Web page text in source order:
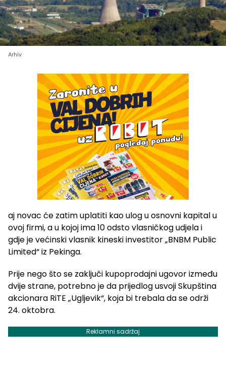
Arhiv
aj novac će zatim uplatiti kao ulog u osnovni kapital u
ovoj firmi, a u kojoj ima 10 odsto vlasničkog udjela i
gdje je većinski vlasnik kineski investitor „BNBM Public
Limited“ iz Pekinga.
Prije nego što se zaključi kupoprodajni ugovor između
dvije strane, potrebno je da prijedlog usvoji Skupština
akcionara RiTE „Ugljevik“, koja bi trebala da se održi
24. oktobra.
Reklamni sadržaj